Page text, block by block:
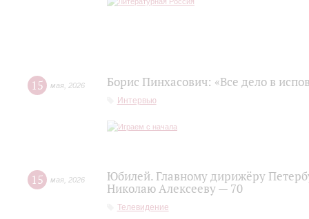
15 мая 2026 Борис Пинхасович: «Все дело в
Интервью
15 мая 2026
Юбилей. Главному дирижёру
Николаю Алексееву — 70
Телевидение